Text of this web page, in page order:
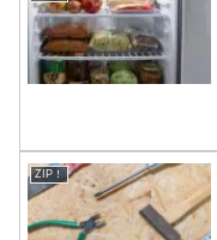
ZIP！